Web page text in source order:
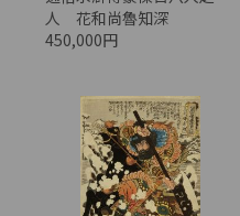
人 花和尚魯知深
450,000円